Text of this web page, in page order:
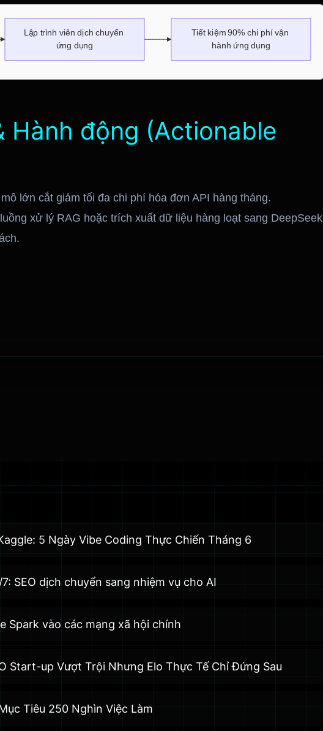
Hành động (Actionable
lớn cắt giảm tối đa chi phí hóa đơn API hàng tháng.
xử lý RAG hoặc trích xuất dữ liệu hàng loạt sang DeepSeek
5 Ngày Vibe Coding Thực Chiến Tháng 6
SEO dịch chuyển sang nhiệm vụ cho AI
Spark vào các mạng xã hội chính
Start-up Vượt Trội Nhưng Elo Thực Tế Chỉ Đứng Sau
Tiêu 250 Nghìn Việc Làm